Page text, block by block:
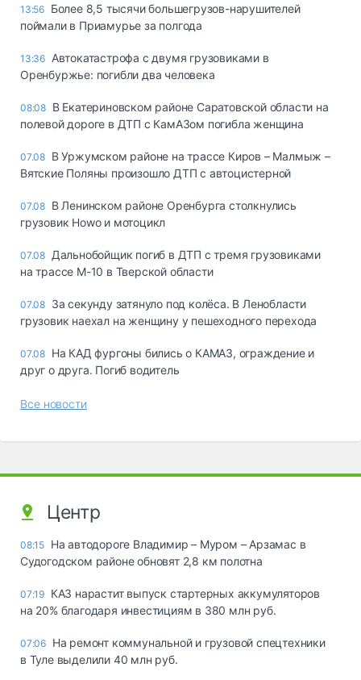
13:56 Более 8,5 тысячи большегрузов-нарушителей
поймали в Приамурье за полгода
13:36 Автокатастрофа с двумя грузовиками в
Оренбуржье: погибли два человека
08:08 В Екатериновском районе Саратовской области на
полевой дороге в ДТП с КамАЗом погибла женщина
07.08 В Уржумском районе на трассе Киров – Малмыж –
Вятские Поляны произошло ДТП с автоцистерной
07.08 В Ленинском районе Оренбурга столкнулись
грузовик Howo и мотоцикл
07.08 Дальнобойщик погиб в ДТП с тремя грузовиками
на трассе М-10 в Тверской области
07.08 За секунду затянуло под колёса. В Ленобласти
грузовик наехал на женщину у пешеходного перехода
07.08 На КАД фургоны бились о КАМАЗ, ограждение и
друг о друга. Погиб водитель
Все новости
Центр
08:15 На автодороге Владимир – Муром – Арзамас в
Судогодском районе обновят 2,8 км полотна
07:19 КАЗ нарастит выпуск стартерных аккумуляторов
на 20% благодаря инвестициям в 380 млн руб.
07:06 На ремонт коммунальной и грузовой спецтехники
в Туле выделили 40 млн руб.